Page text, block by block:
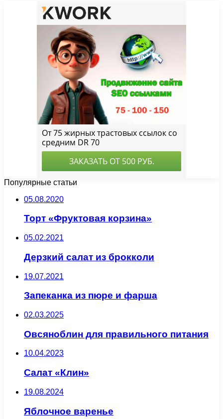
Популярные статьи
05.08.2020
Торт «Фруктовая корзина»
05.02.2021
Дерзкий салат из брокколи
19.07.2021
Запеканка из пюре и фарша
02.03.2025
Овсяноблин для правильного питания
10.04.2023
Салат «Клин»
19.08.2024
Яблочное варенье